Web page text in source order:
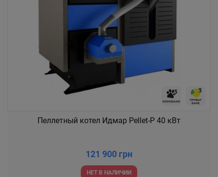
Пеллетный котел Идмар Pellet-P 40 кВт
121 900 грн
НЕТ В НАЛИЧИИ